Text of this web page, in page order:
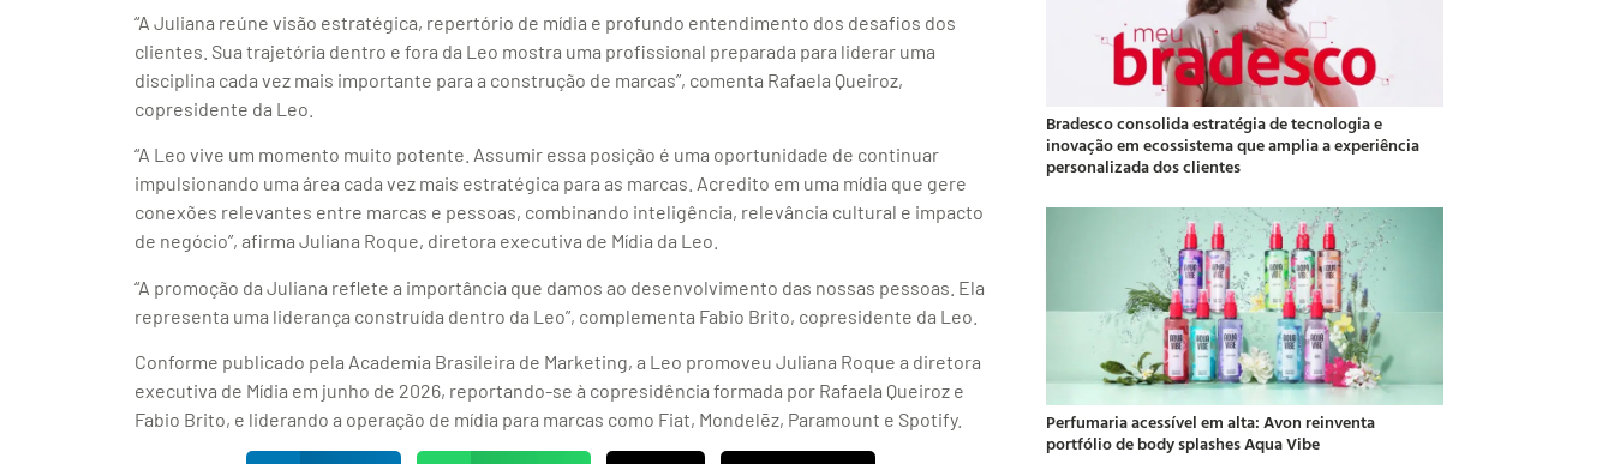
“A Juliana reúne visão estratégica, repertório de mídia e profundo entendimento dos desafios dos
clientes. Sua trajetória dentro e fora da Leo mostra uma profissional preparada para liderar uma
disciplina cada vez mais importante para a construção de marcas”, comenta Rafaela Queiroz,
copresidente da Leo.
“A Leo vive um momento muito potente. Assumir essa posição é uma oportunidade de continuar
impulsionando uma área cada vez mais estratégica para as marcas. Acredito em uma mídia que gere
conexões relevantes entre marcas e pessoas, combinando inteligência, relevância cultural e impacto
de negócio”, afirma Juliana Roque, diretora executiva de Mídia da Leo.
“A promoção da Juliana reflete a importância que damos ao desenvolvimento das nossas pessoas. Ela
representa uma liderança construída dentro da Leo”, complementa Fabio Brito, copresidente da Leo.
Conforme publicado pela Academia Brasileira de Marketing, a Leo promoveu Juliana Roque a diretora
executiva de Mídia em junho de 2026, reportando-se à copresidência formada por Rafaela Queiroz e
Fabio Brito, e liderando a operação de mídia para marcas como Fiat, Mondelēz, Paramount e Spotify.
Bradesco consolida estratégia de tecnologia e
inovação em ecossistema que amplia a experiência
personalizada dos clientes
Perfumaria acessível em alta: Avon reinventa
portfólio de body splashes Aqua Vibe